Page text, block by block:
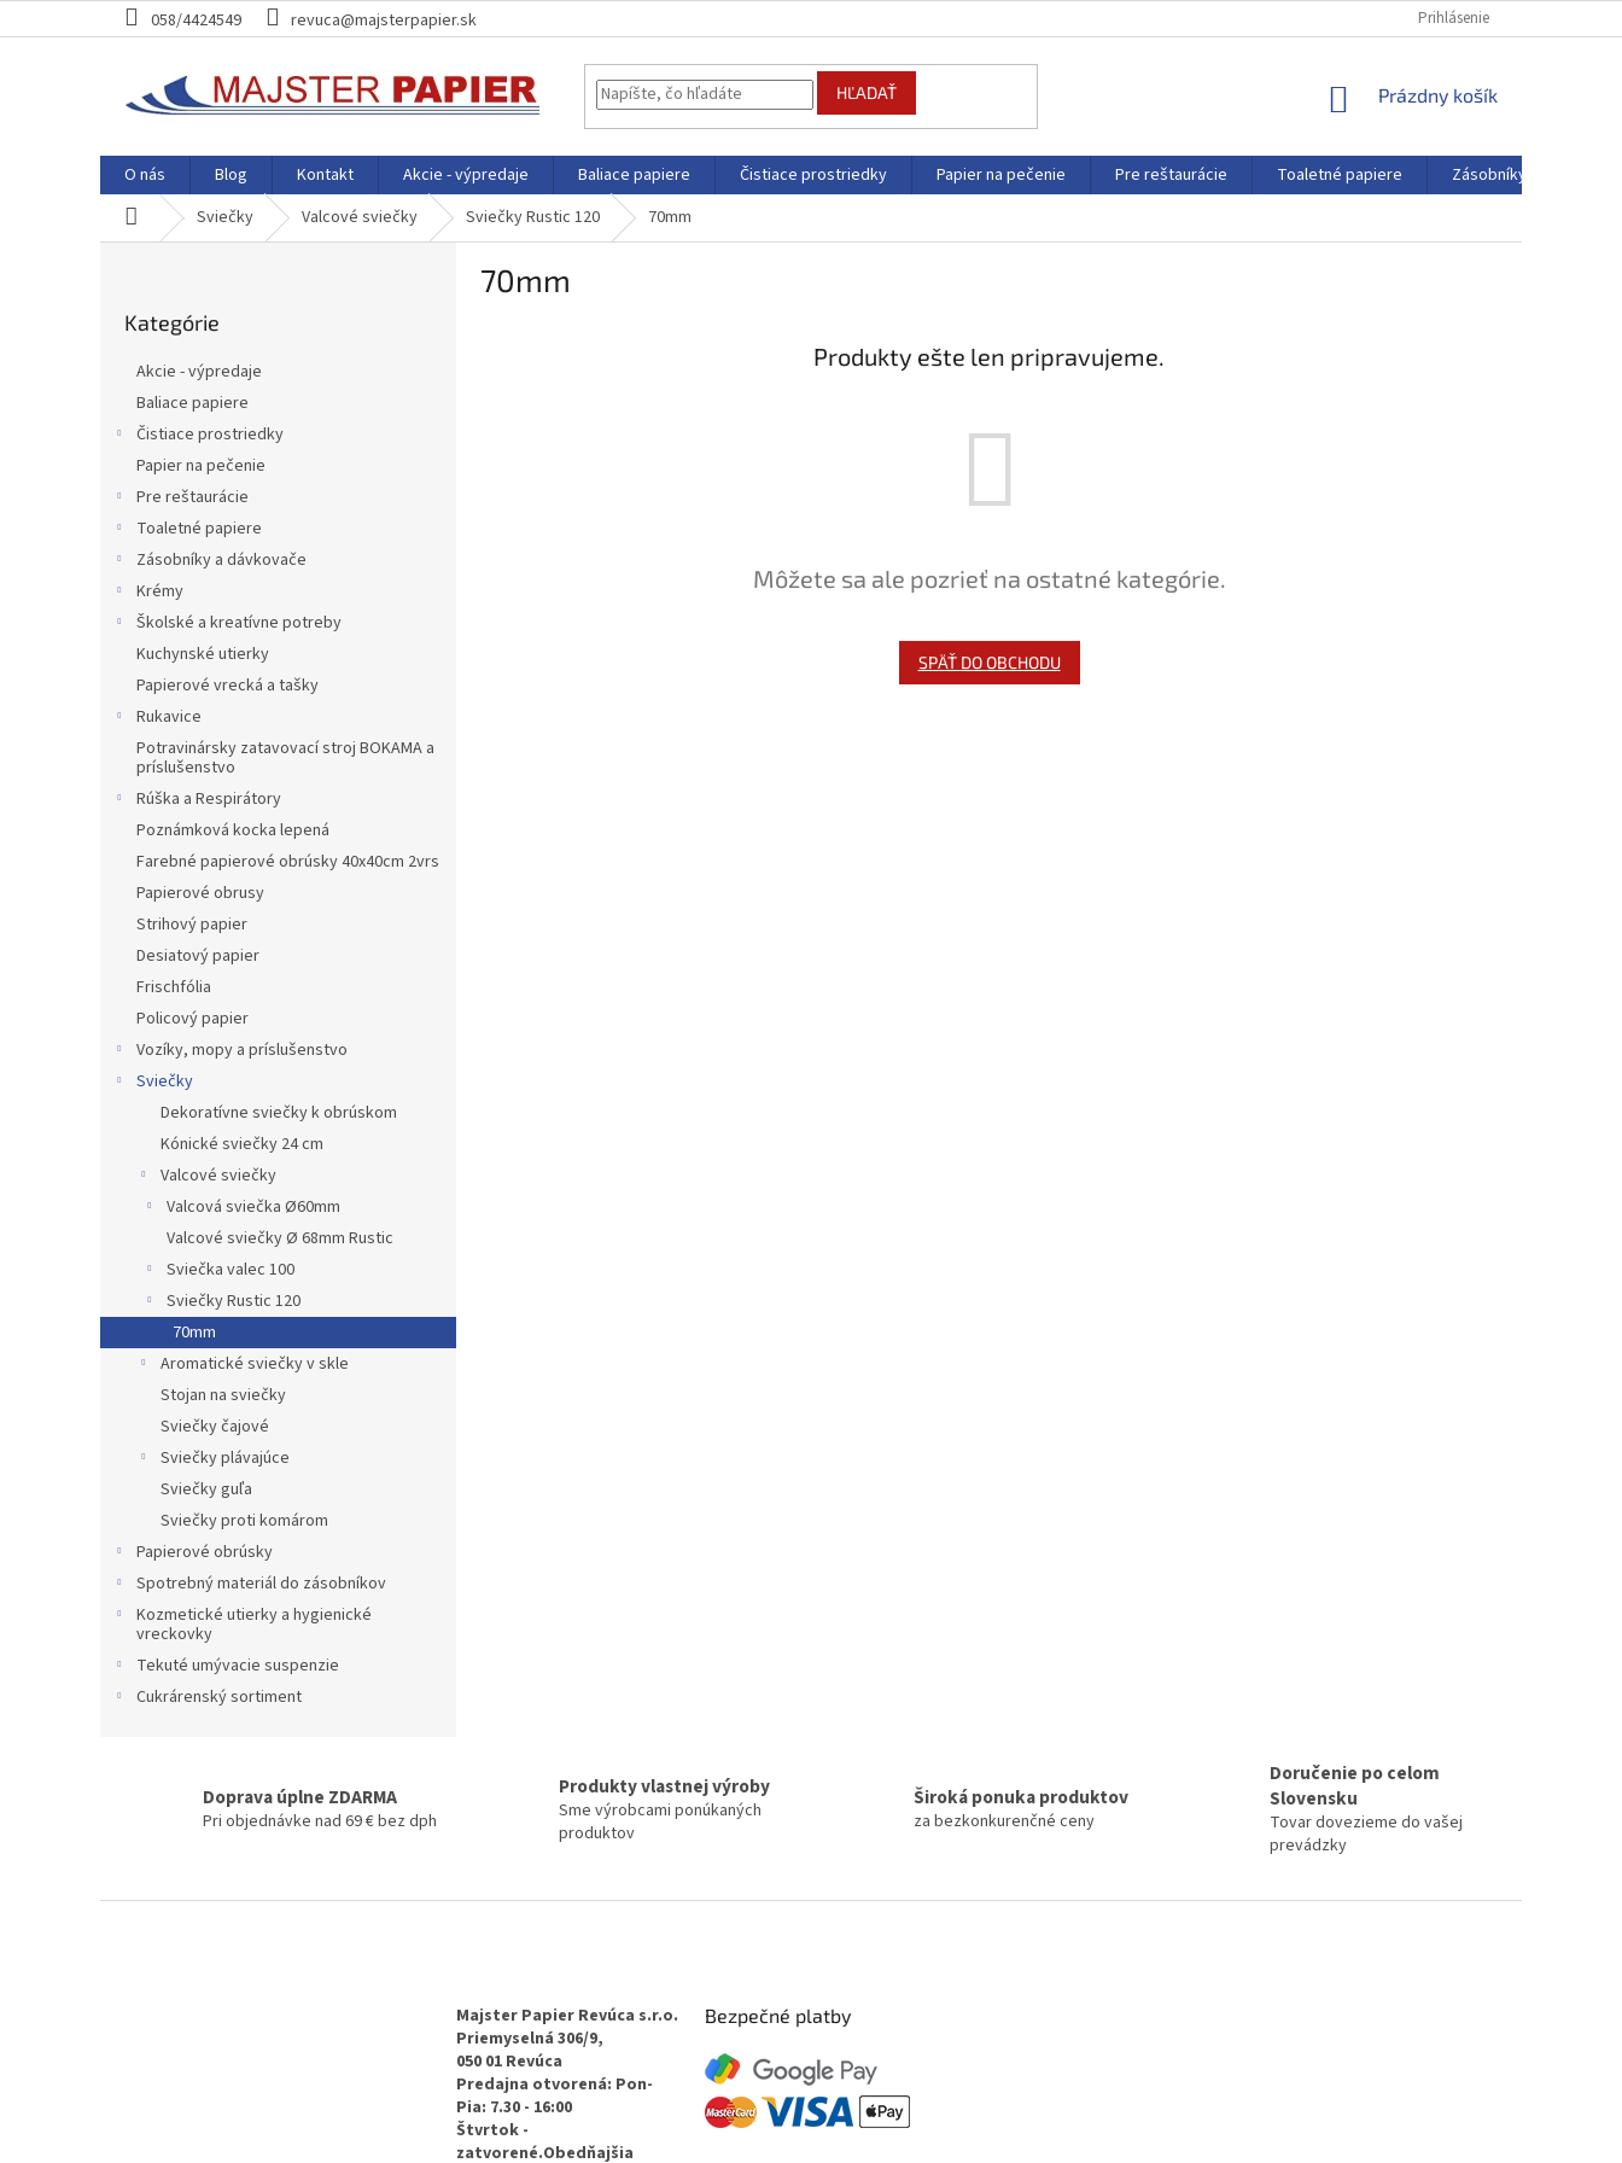
na
058/4424549 revuca@majsterpapier.sk Prihlásenie
HĽADAŤ
NÁKUPNÝ
Prázdny košík
O nás Blog Kontakt Akcie - výpredaje Baliace papiere Čistiace prostriedky Papier na pečenie Pre reštaurácie Toaletné papiere
Zásobníky a dávkovače
DomovSviečky Valcové sviečky Sviečky Rustic 120 70mm
kategórie
Kategórie
Akcie - výpredaje
Baliace papiere
Čistiace prostriedky
Papier na pečenie
Pre reštaurácie
Toaletné papiere
Zásobníky a dávkovače
Krémy
Školské a kreatívne potreby
Kuchynské utierky
Papierové vrecká a tašky
Rukavice
Potravinársky zatavovací stroj BOKAMA a
príslušenstvo
Rúška a Respirátory
Poznámková kocka lepená
Farebné papierové obrúsky 40x40cm 2vrs
Papierové obrusy
Strihový papier
Desiatový papier
Frischfólia
Policový papier
Vozíky, mopy a príslušenstvo
Sviečky
Dekoratívne sviečky k obrúskom
Kónické sviečky 24 cm
Valcové sviečky
Valcová sviečka Ø60mm
Valcové sviečky Ø 68mm Rustic
Sviečka valec 100
Sviečky Rustic 120
70mm
Aromatické sviečky v skle
Stojan na sviečky
Sviečky čajové
Sviečky plávajúce
Sviečky guľa
Sviečky proti komárom
Papierové obrúsky
Spotrebný materiál do zásobníkov
Kozmetické utierky a hygienické
vreckovky
Tekuté umývacie suspenzie
Cukrárenský sortiment
70mm
Produkty ešte len pripravujeme.
Môžete sa ale pozrieť na ostatné kategórie.
SPÄŤ DO OBCHODU
Doprava úplne ZDARMA
Pri objednávke nad 69 € bez dph
Produkty vlastnej výroby
Sme výrobcami ponúkaných
produktov
Široká ponuka produktov
za bezkonkurenčné ceny
Doručenie po celom
Slovensku
Tovar dovezieme do vašej
prevádzky
Majster Papier Revúca s.r.o.
Priemyselná 306/9,
050 01 Revúca
Predajna otvorená: Pon-
Pia: 7.30 - 16:00
Štvrtok -
zatvorené.Obedňajšia
Bezpečné platby